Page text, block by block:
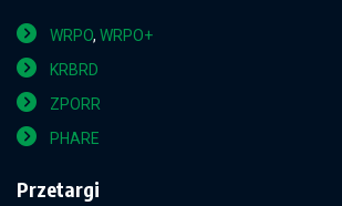
WRPO, WRPO+
KRBRD
ZPORR
PHARE
Przetargi